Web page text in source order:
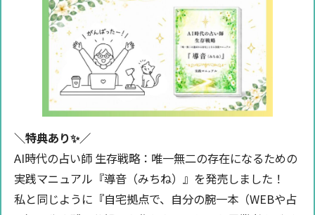
＼特典あり✨️／
AI時代の占い師 生存戦略：唯一無二の存在になるための
実践マニュアル『導音（みちね）』を発売しました！
私と同じように『自宅拠点で、自分の腕一本（WEBや占